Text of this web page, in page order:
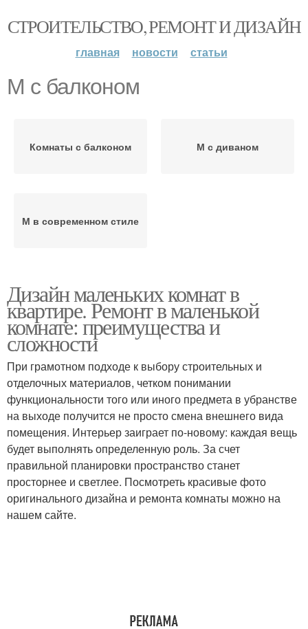
СТРОИТЕЛЬСТВО, РЕМОНТ И ДИЗАЙН
главная новости статьи
М с балконом
Комнаты с балконом М с диваном
М в современном стиле
Дизайн маленьких комнат в
квартире. Ремонт в маленькой
комнате: преимущества и
сложности
При грамотном подходе к выбору строительных и
отделочных материалов, четком понимании
функциональности того или иного предмета в убранстве
на выходе получится не просто смена внешнего вида
помещения. Интерьер заиграет по-новому: каждая вещь
будет выполнять определенную роль. За счет
правильной планировки пространство станет
просторнее и светлее. Посмотреть красивые фото
оригинального дизайна и ремонта комнаты можно на
нашем сайте.